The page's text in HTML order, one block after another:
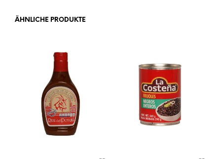
ÄHNLICHE PRODUKTE